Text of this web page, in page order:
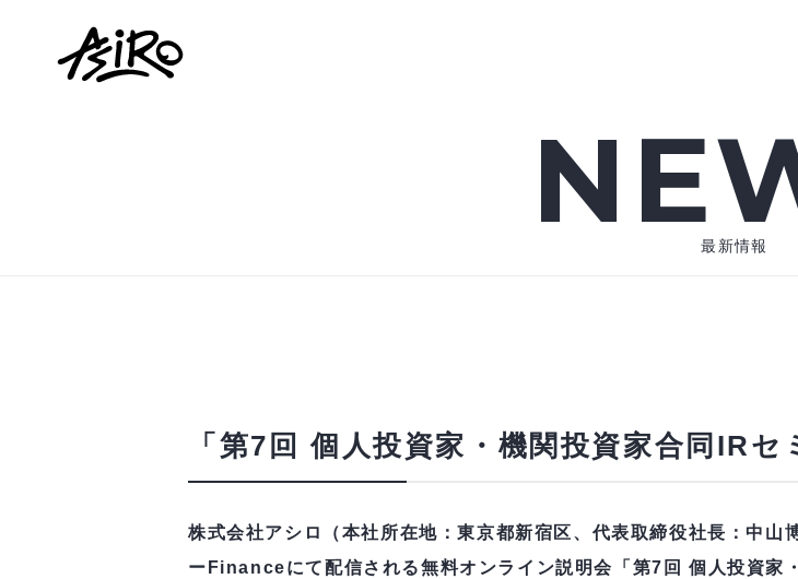
最新情報
「第7回 個人投資家・機関投資家合同IR
株式会社アシロ（本社所在地：東京都新宿区、代表取締役社長：中
ーFinanceにて配信される無料オンライン説明会「第7回 個人投資